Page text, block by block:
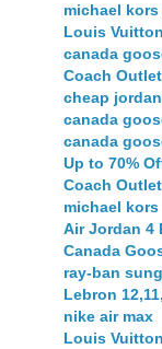
michael
Louis
canada
Coach
cheap
canada
canada
Up to 70%
Coach
michael kors
Air Jordan 4
Canada
ray-ban
Lebron
nike air max
Louis